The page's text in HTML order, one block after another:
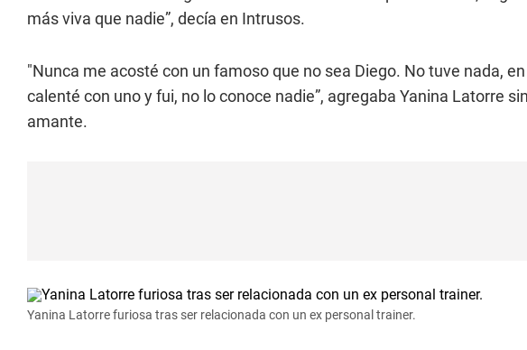
más viva que nadie”, decía en Intrusos.
"Nunca me acosté con un famoso que no sea Diego. No tuve nada,
calenté con uno y fui, no lo conoce nadie”, agregaba Yanina Latorre
amante.
Yanina Latorre furiosa tras ser relacionada con un ex personal trainer.